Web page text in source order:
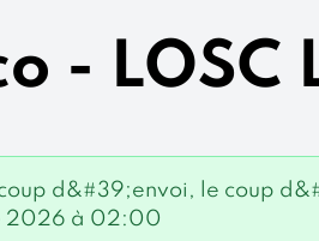
- LOSC
d&#39;envoi, le coup
2026 à 02:00